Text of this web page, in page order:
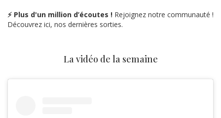
⚡ Plus d'un million d’écoutes ! Rejoignez notre communauté !
Découvrez ici, nos dernières sorties.
La vidéo de la semaine